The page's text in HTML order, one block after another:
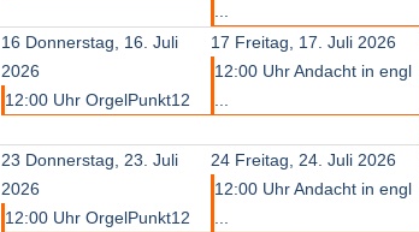
...
16 Donnerstag, 16. Juli
2026
12:00 Uhr OrgelPunkt12
17 Freitag, 17. Juli 2026
12:00 Uhr Andacht in engl
...
23 Donnerstag, 23. Juli
2026
12:00 Uhr OrgelPunkt12
24 Freitag, 24. Juli 2026
12:00 Uhr Andacht in engl
...